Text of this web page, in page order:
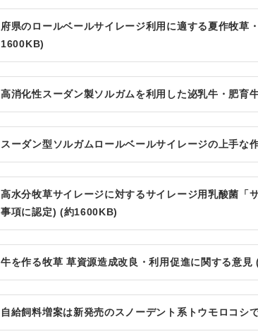
府県のロールベールサイレージ利用に適する夏作牧草
1600KB)
高消化性スーダン製ソルガムを利用した泌乳牛・肥育
スーダン型ソルガムロールベールサイレージの上手な
高水分牧草サイレージに対するサイレージ用乳酸菌「
事項に認定) (約1600KB)
牛を作る牧草 草資源造成改良・利用促進に関する意
自給飼料増案は新発売のスノーデント系トウモロコ